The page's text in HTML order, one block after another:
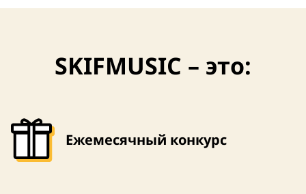
SKIFMUSIC – это:
Ежемесячный конкурс